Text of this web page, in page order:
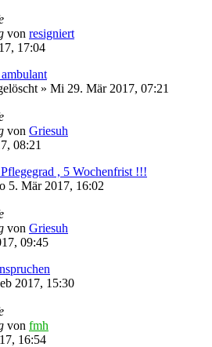
von resigniert
17:04
» Mi 29. Mär 2017, 07:21
von Griesuh
08:21
, 5 Wochenfrist !!!
5. Mär 2017, 16:02
von Griesuh
09:45
2017, 15:30
von fmh
16:54